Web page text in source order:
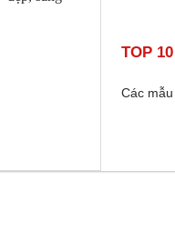
TOP
Các